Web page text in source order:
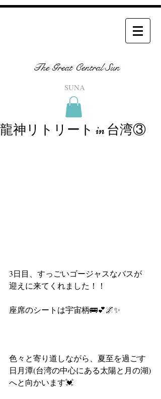
The Great Central Sun
SUNA
龍神リトリート in 台湾③
3日目、すっごいゴージャスなバスが
迎えに来てくれました！！
座席のシートは宇宙柄🚌💕🌌✨
色々と寄り道しながら、夏至を過ごす
日月潭(台湾の中心にある太陽と月の湖)
へと向かいます💓